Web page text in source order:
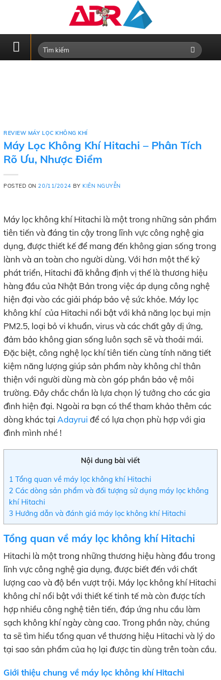
REVIEW MÁY LỌC KHÔNG KHÍ
Máy Lọc Không Khí Hitachi – Phân Tích
Rõ Ưu, Nhược Điểm
POSTED ON20/11/2024 BY KIÊN NGUYỄN
Máy lọc không khí Hitachi là một trong những sản phẩm
tiên tiến và đáng tin cậy trong lĩnh vực công nghệ gia
dụng, được thiết kế để mang đến không gian sống trong
lành và an toàn cho người dùng. Với hơn một thế kỷ
phát triển, Hitachi đã khẳng định vị thế là thương hiệu
hàng đầu của Nhật Bản trong việc áp dụng công nghệ
hiện đại vào các giải pháp bảo vệ sức khỏe. Máy lọc
không khí của Hitachi nổi bật với khả năng lọc bụi mịn
PM2.5, loại bỏ vi khuẩn, virus và các chất gây dị ứng,
đảm bảo không gian sống luôn sạch sẽ và thoải mái.
Đặc biệt, công nghệ lọc khí tiên tiến cùng tính năng tiết
kiệm năng lượng giúp sản phẩm này không chỉ thân
thiện với người dùng mà còn góp phần bảo vệ môi
trường. Đây chắc chắn là lựa chọn lý tưởng cho các gia
đình hiện đại. Ngoài ra bạn có thể tham khảo thêm các
dòng khác tại Adayrui để có lựa chọn phù hợp với gia
đình mình nhé !
Nội dung bài viết
1 Tổng quan về máy lọc không khí Hitachi
2 Các dòng sản phẩm và đối tượng sử dụng máy lọc không
khí Hitachi
3 Hướng dẫn và đánh giá máy lọc không khí Hitachi
Tổng quan về máy lọc không khí Hitachi
Hitachi là một trong những thương hiệu hàng đầu trong
lĩnh vực công nghệ gia dụng, được biết đến với chất
lượng cao và độ bền vượt trội. Máy lọc không khí Hitachi
không chỉ nổi bật với thiết kế tinh tế mà còn được tích
hợp nhiều công nghệ tiên tiến, đáp ứng nhu cầu làm
sạch không khí ngày càng cao. Trong phần này, chúng
ta sẽ tìm hiểu tổng quan về thương hiệu Hitachi và lý do
tại sao sản phẩm của họ lại được tin dùng trên toàn cầu.
Giới thiệu chung về máy lọc không khí Hitachi